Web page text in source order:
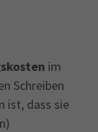
im
Schreiben
ist, dass sie